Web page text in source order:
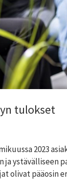
tulokset
2023
ystävälliseen
olivat pääosin